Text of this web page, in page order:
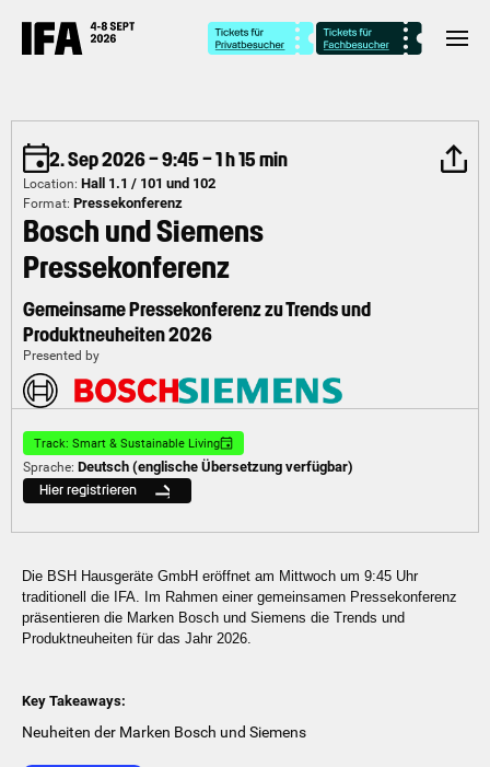
2. Sep 2026 – 9:45 – 1 h 15 min
Location: Hall 1.1 / 101 und 102
Format: Pressekonferenz
Bosch und Siemens
Pressekonferenz
Gemeinsame Pressekonferenz zu Trends und
Produktneuheiten 2026
Presented by
Track: Smart & Sustainable Living
Sprache: Deutsch (englische Übersetzung verfügbar)
Hier registrieren
Die BSH Hausgeräte GmbH eröffnet am Mittwoch um 9:45 Uhr
traditionell die IFA. Im Rahmen einer gemeinsamen Pressekonferenz
präsentieren die Marken Bosch und Siemens die Trends und
Produktneuheiten für das Jahr 2026.
Key Takeaways:
Neuheiten der Marken Bosch und Siemens